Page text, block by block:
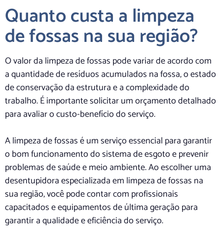
Quanto custa a limpeza
de fossas na sua região?
O valor da limpeza de fossas pode variar de acordo com
a quantidade de resíduos acumulados na fossa, o estado
de conservação da estrutura e a complexidade do
trabalho. É importante solicitar um orçamento detalhado
para avaliar o custo-benefício do serviço.
A limpeza de fossas é um serviço essencial para garantir
o bom funcionamento do sistema de esgoto e prevenir
problemas de saúde e meio ambiente. Ao escolher uma
desentupidora especializada em limpeza de fossas na
sua região, você pode contar com profissionais
capacitados e equipamentos de última geração para
garantir a qualidade e eficiência do serviço.